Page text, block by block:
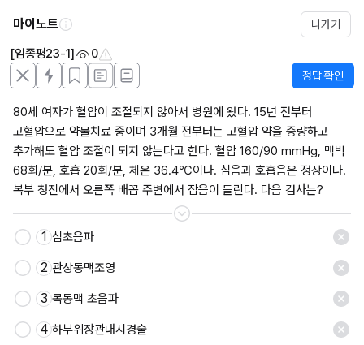
마이노트 나가기
[임종평23-1] 0
정답 확인
80세 여자가 혈압이 조절되지 않아서 병원에 왔다. 15년 전부터
고혈압으로 약물치료 중이며 3개월 전부터는 고혈압 약을 증량하고
추가해도 혈압 조절이 되지 않는다고 한다. 혈압 160/90 mmHg, 맥박
68회/분, 호흡 20회/분, 체온 36.4℃이다. 심음과 호흡음은 정상이다.
복부 청진에서 오른쪽 배꼽 주변에서 잡음이 들린다. 다음 검사는?
저장
1 심초음파
2 관상동맥조영
3 목동맥 초음파
4 하부위장관내시경술